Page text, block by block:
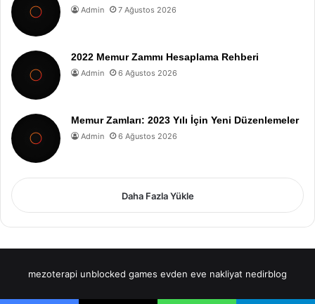
Admin 7 Ağustos 2026
2022 Memur Zammı Hesaplama Rehberi
Admin 6 Ağustos 2026
Memur Zamları: 2023 Yılı İçin Yeni Düzenlemeler
Admin 6 Ağustos 2026
Daha Fazla Yükle
mezoterapi unblocked games evden eve nakliyat nedirblog